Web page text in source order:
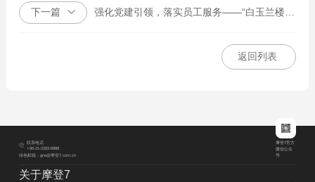
下一篇 强化党建引领，落实员工服务——“白玉兰楼宇工会联合会”选举及揭牌仪式举行
返回列表
联系电话
+86-21-2283-8888
绿色邮箱：grw@摩登7.com.cn
摩登7官方
微信公众
号
关于摩登7